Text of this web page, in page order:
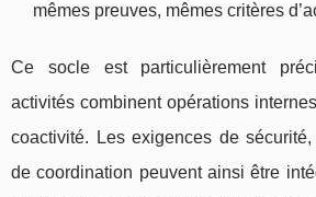
mêmes preuves, mêmes critères
Ce socle est particulièrement
activités combinent opérations
coactivité. Les exigences de
de coordination peuvent ainsi être